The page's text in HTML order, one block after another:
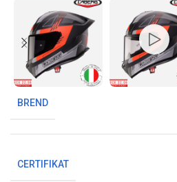
BREND
CERTIFIKAT